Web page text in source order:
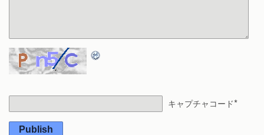
キャプチャコード*
Publish